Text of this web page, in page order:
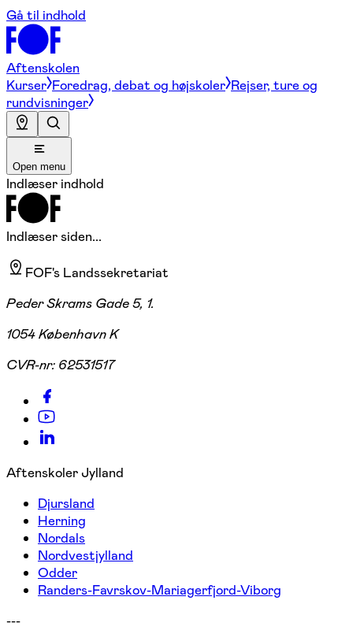
Gå til indhold
Aftenskolen
Kurser Foredrag, debat og højskoler Rejser, ture og
rundvisninger
Open menu
Indlæser indhold
Indlæser siden...
FOF's Landssekretariat
Peder Skrams Gade 5, 1.
1054 København K
CVR-nr: 62531517
Aftenskoler Jylland
Djursland
Herning
Nordals
Nordvestjylland
Odder
Randers-Favrskov-Mariagerfjord-Viborg
---